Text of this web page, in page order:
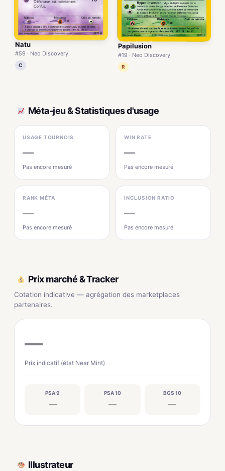
Natu
#59 · Neo Discovery
C
Papilusion
#19 · Neo Discovery
R
Méta-jeu & Statistiques d'usage
USAGE TOURNOIS
—
Pas encore mesuré
WIN RATE
—
Pas encore mesuré
RANK MÉTA
—
Pas encore mesuré
INCLUSION RATIO
—
Pas encore mesuré
Prix marché & Tracker
Cotation indicative — agrégation des marketplaces
partenaires.
—
Prix indicatif (état Near Mint)
PSA 9
—
PSA 10
—
BGS 10
—
Illustrateur